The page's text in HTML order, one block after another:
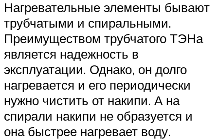
Нагревательные элементы бывают
трубчатыми и спиральными.
Преимуществом трубчатого ТЭНа
является надежность в
эксплуатации. Однако, он долго
нагревается и его периодически
нужно чистить от накипи. А на
спирали накипи не образуется и
она быстрее нагревает воду.